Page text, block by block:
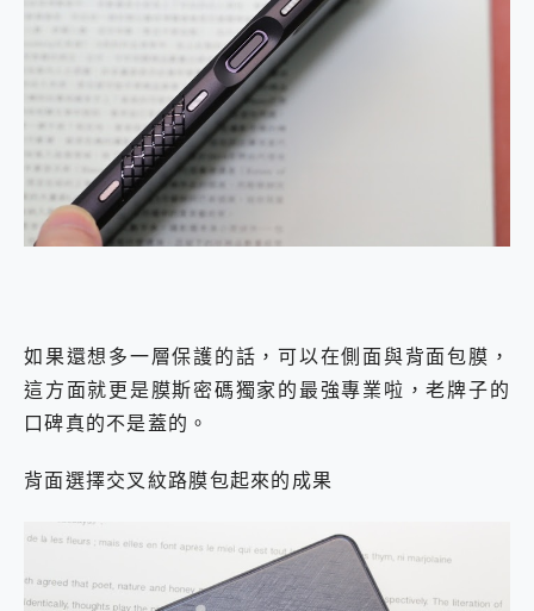
如果還想多一層保護的話，可以在側面與背面包膜，
這方面就更是膜斯密碼獨家的最強專業啦，老牌子的
口碑真的不是蓋的。
背面選擇交叉紋路膜包起來的成果